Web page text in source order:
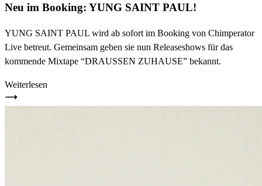
Neu im Booking: YUNG SAINT PAUL!
YUNG SAINT PAUL wird ab sofort im Booking von Chimperator
Live betreut. Gemeinsam geben sie nun Releaseshows für das
kommende Mixtape “DRAUSSEN ZUHAUSE” bekannt.
Weiterlesen